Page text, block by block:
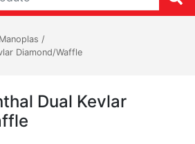
Manoplas /
Diamond/Waffle
Dual Kevlar